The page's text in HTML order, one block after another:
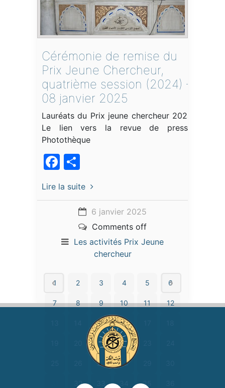
Cérémonie de remise du
Prix Jeune Chercheur,
quatrième session (2024) –
08 janvier 2025
Lauréats du Prix jeune chercheur 2024
Le lien vers la revue de presse
Photothèque
Facebook
Lire la suite
6 janvier 2025
Comments off
Les activités Prix Jeune
chercheur
1 2 3 4 5 6
7 8 9 10 11 12
15 16
21 22
27 28
32 35